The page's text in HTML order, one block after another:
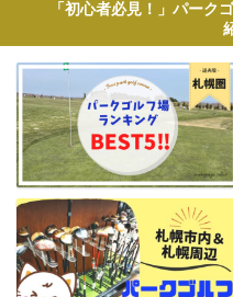
「初心者必見！」パーク